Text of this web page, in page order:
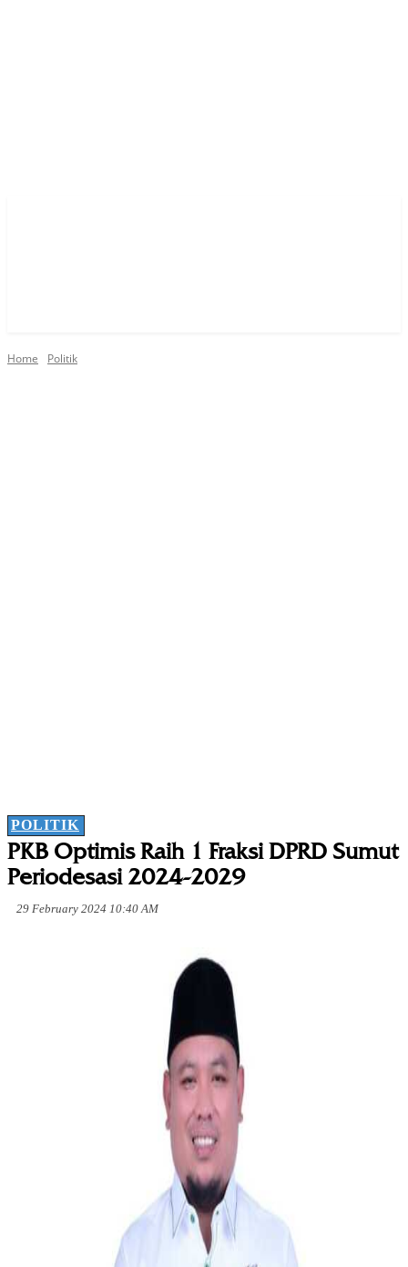
Home Politik
POLITIK
PKB Optimis Raih 1 Fraksi DPRD Sumut
Periodesasi 2024-2029
29 February 2024 10:40 AM